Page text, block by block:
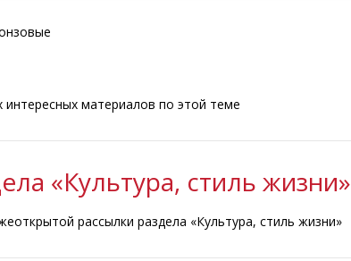
интересных материалов по этой теме
«Культура, стиль жизни»
рассылки раздела «Культура, стиль жизни»